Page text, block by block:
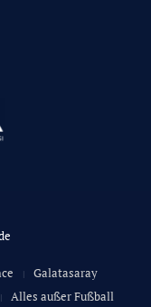
Galatasaray
Alles außer Fußball